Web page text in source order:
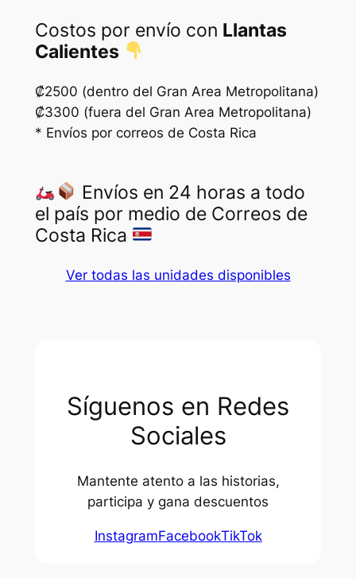
Costos por envío con Llantas
Calientes
₡2500 (dentro del Gran Area Metropolitana)
₡3300 (fuera del Gran Area Metropolitana)
* Envíos por correos de Costa Rica
Envíos en 24 horas a todo
el país por medio de Correos de
Costa Rica
Ver todas las unidades disponibles
Síguenos en Redes
Sociales
Mantente atento a las historias,
participa y gana descuentos
InstagramFacebookTikTok